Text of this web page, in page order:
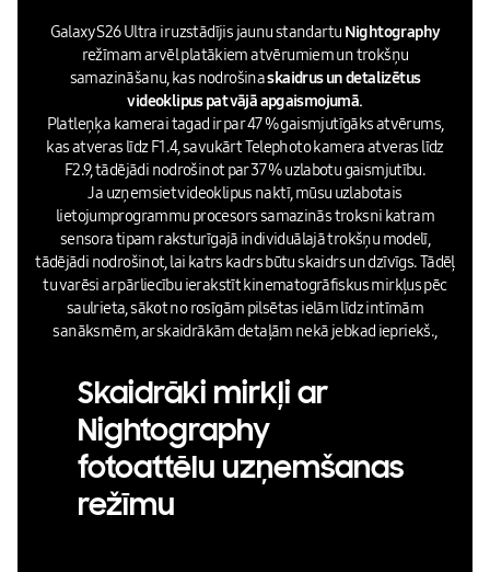
Galaxy S26 Ultra ir uzstādījis jaunu standartuNightography
režīmam ar vēl platākiem atvērumiem un trokšņu
samazināšanu, kas nodrošinaskaidrus un detalizētus
videoklipus pat vājā apgaismojumā.
Platleņķa kamerai tagad ir par 47 % gaismjutīgāks atvērums,
kas atveras līdz F1.4, savukārt Telephoto kamera atveras līdz
F2.9, tādējādi nodrošinot par 37 % uzlabotu gaismjutību.
Ja uzņemsiet videoklipus naktī, mūsu uzlabotais
lietojumprogrammu procesors samazinās troksni katram
sensora tipam raksturīgajā individuālajā trokšņu modelī,
tādējādi nodrošinot, lai katrs kadrs būtu skaidrs un dzīvīgs. Tādēļ
tu varēsi ar pārliecību ierakstīt kinematogrāfiskus mirkļus pēc
saulrieta, sākot no rosīgām pilsētas ielām līdz intīmām
sanāksmēm, ar skaidrākām detaļām nekā jebkad iepriekš.,
Skaidrāki mirkļi ar
Nightography
fotoattēlu uzņemšanas
režīmu